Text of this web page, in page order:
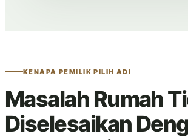
KENAPA PEMILIK PILIH ADI
Masalah Rumah
Diselesaikan